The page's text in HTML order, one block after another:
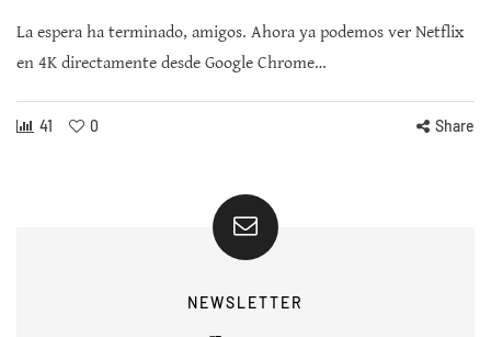
La espera ha terminado, amigos. Ahora ya podemos ver Netflix
en 4K directamente desde Google Chrome…
41 0 Share
NEWSLETTER